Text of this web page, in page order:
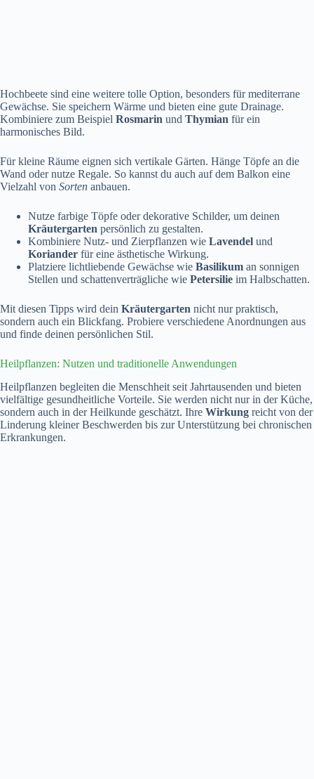
Hochbeete sind eine weitere tolle Option, besonders für mediterrane
Gewächse. Sie speichern Wärme und bieten eine gute Drainage.
Kombiniere zum Beispiel Rosmarin und Thymian für ein
harmonisches Bild.
Für kleine Räume eignen sich vertikale Gärten. Hänge Töpfe an die
Wand oder nutze Regale. So kannst du auch auf dem Balkon eine
Vielzahl von Sorten anbauen.
Nutze farbige Töpfe oder dekorative Schilder, um deinen
Kräutergarten persönlich zu gestalten.
Kombiniere Nutz- und Zierpflanzen wie Lavendel und
Koriander für eine ästhetische Wirkung.
Platziere lichtliebende Gewächse wie Basilikum an sonnigen
Stellen und schattenverträgliche wie Petersilie im Halbschatten.
Mit diesen Tipps wird dein Kräutergarten nicht nur praktisch,
sondern auch ein Blickfang. Probiere verschiedene Anordnungen aus
und finde deinen persönlichen Stil.
Heilpflanzen: Nutzen und traditionelle Anwendungen
Heilpflanzen begleiten die Menschheit seit Jahrtausenden und bieten
vielfältige gesundheitliche Vorteile. Sie werden nicht nur in der Küche,
sondern auch in der Heilkunde geschätzt. Ihre Wirkung reicht von der
Linderung kleiner Beschwerden bis zur Unterstützung bei chronischen
Erkrankungen.